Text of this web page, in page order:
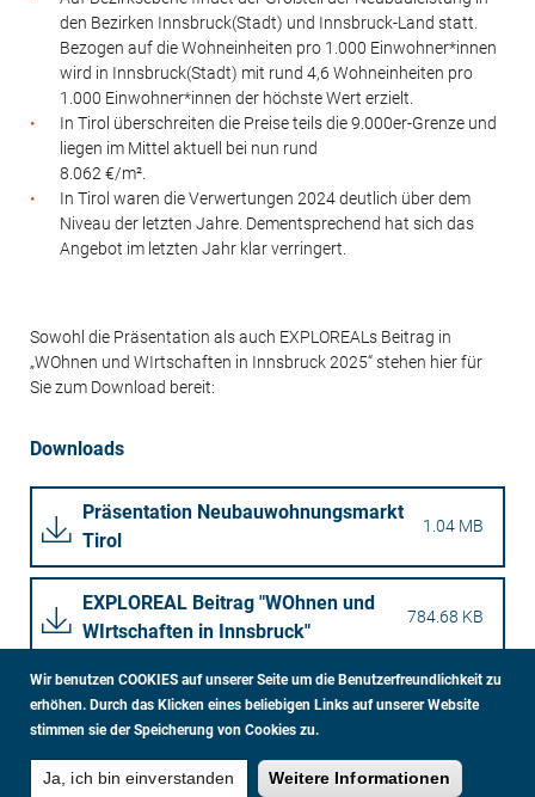
den Bezirken Innsbruck(Stadt) und Innsbruck-Land statt.
Bezogen auf die Wohneinheiten pro 1.000 Einwohner*innen
wird in Innsbruck(Stadt) mit rund 4,6 Wohneinheiten pro
1.000 Einwohner*innen der höchste Wert erzielt.
In Tirol überschreiten die Preise teils die 9.000er-Grenze und
liegen im Mittel aktuell bei nun rund
8.062 €/m².
In Tirol waren die Verwertungen 2024 deutlich über dem
Niveau der letzten Jahre. Dementsprechend hat sich das
Angebot im letzten Jahr klar verringert.
Sowohl die Präsentation als auch EXPLOREALs Beitrag in
„WOhnen und WIrtschaften in Innsbruck 2025“ stehen hier für
Sie zum Download bereit:
Downloads
Präsentation Neubauwohnungsmarkt
Tirol
1.04 MB
EXPLOREAL Beitrag "WOhnen und
WIrtschaften in Innsbruck"
784.68 KB
DATENSCHUTZ IMPRESSUM GLOSSAR
© EXPLOREAL2026
Wir benutzen COOKIES auf unserer Seite um die Benutzerfreundlichkeit zu
erhöhen. Durch das Klicken eines beliebigen Links auf unserer Website
stimmen sie der Speicherung von Cookies zu.
Ja, ich bin einverstanden Weitere Informationen